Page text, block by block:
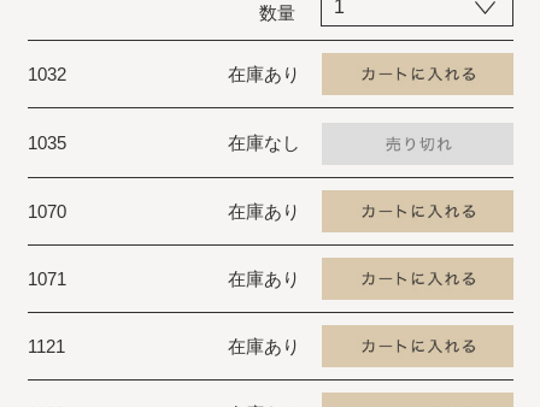
数量
1032 在庫あり
1035 在庫なし
1070 在庫あり
1071 在庫あり
1121 在庫あり